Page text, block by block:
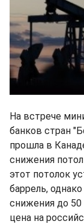
На встрече
банков стран
прошла в
снижения
этот потолок
баррель,
снижения до 50
цена на